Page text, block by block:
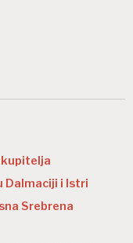
Dalmaciji i Istri
Srebrena